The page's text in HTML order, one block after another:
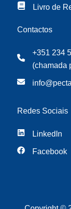
Livro de
Contactos
+351 234
(chamada
Redes Sociais
LinkedIn
Facebook